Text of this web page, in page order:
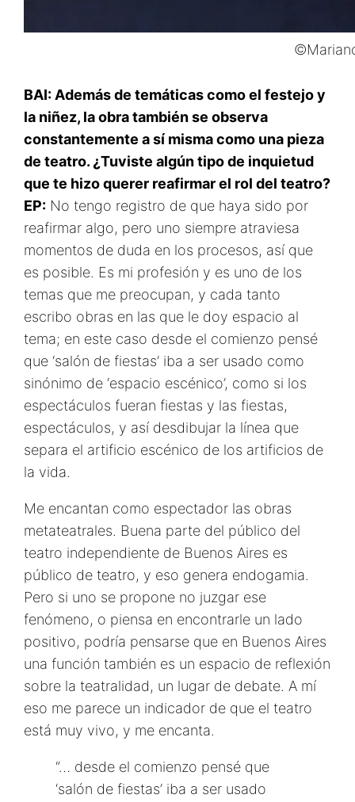
BAI: Además de temáticas como el festejo y
la niñez, la obra también se observa
constantemente a sí misma como una pieza
de teatro. ¿Tuviste algún tipo de inquietud
que te hizo querer reafirmar el rol del teatro?
EP: No tengo registro de que haya sido por
reafirmar algo, pero uno siempre atraviesa
momentos de duda en los procesos, así que
es posible. Es mi profesión y es uno de los
temas que me preocupan, y cada tanto
escribo obras en las que le doy espacio al
tema; en este caso desde el comienzo pensé
que ‘salón de fiestas’ iba a ser usado como
sinónimo de ‘espacio escénico’, como si los
espectáculos fueran fiestas y las fiestas,
espectáculos, y así desdibujar la línea que
separa el artificio escénico de los artificios de
la vida.
Me encantan como espectador las obras
metateatrales. Buena parte del público del
teatro independiente de Buenos Aires es
público de teatro, y eso genera endogamia.
Pero si uno se propone no juzgar ese
fenómeno, o piensa en encontrarle un lado
positivo, podría pensarse que en Buenos Aires
una función también es un espacio de reflexión
sobre la teatralidad, un lugar de debate. A mí
eso me parece un indicador de que el teatro
está muy vivo, y me encanta.
“… desde el comienzo pensé que
‘salón de fiestas’ iba a ser usado